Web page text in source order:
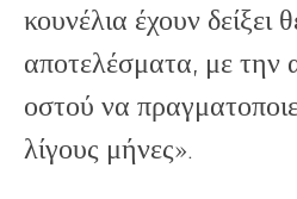
κουνέλια έχουν δείξει
αποτελέσματα, με την
οστού να
λίγους μήνες».